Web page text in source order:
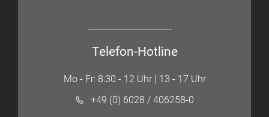
Telefon-Hotline
Mo - Fr: 8:30 - 12 Uhr | 13 - 17 Uhr
+49 (0) 6028 / 406258-0